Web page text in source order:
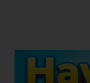
que um look
existem ótimas